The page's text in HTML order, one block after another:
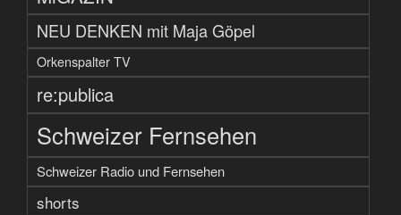
NEU DENKEN mit Maja Göpel
Orkenspalter TV
re:publica
Schweizer Fernsehen
Schweizer Radio und Fernsehen
shorts